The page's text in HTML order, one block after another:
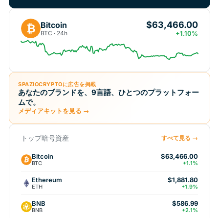
₿ Bitcoin
BTC · 24h
$63,466.00
+1.10%
SPAZIOCRYPTOに広告を掲載
あなたのブランドを、9言語、ひとつのプラットフォー
ムで。
メディアキットを見る →
トップ暗号資産 すべて見る →
Bitcoin
BTC
$63,466.00
+1.1%
Ethereum
ETH
$1,881.80
+1.9%
BNB
BNB
$586.99
+2.1%